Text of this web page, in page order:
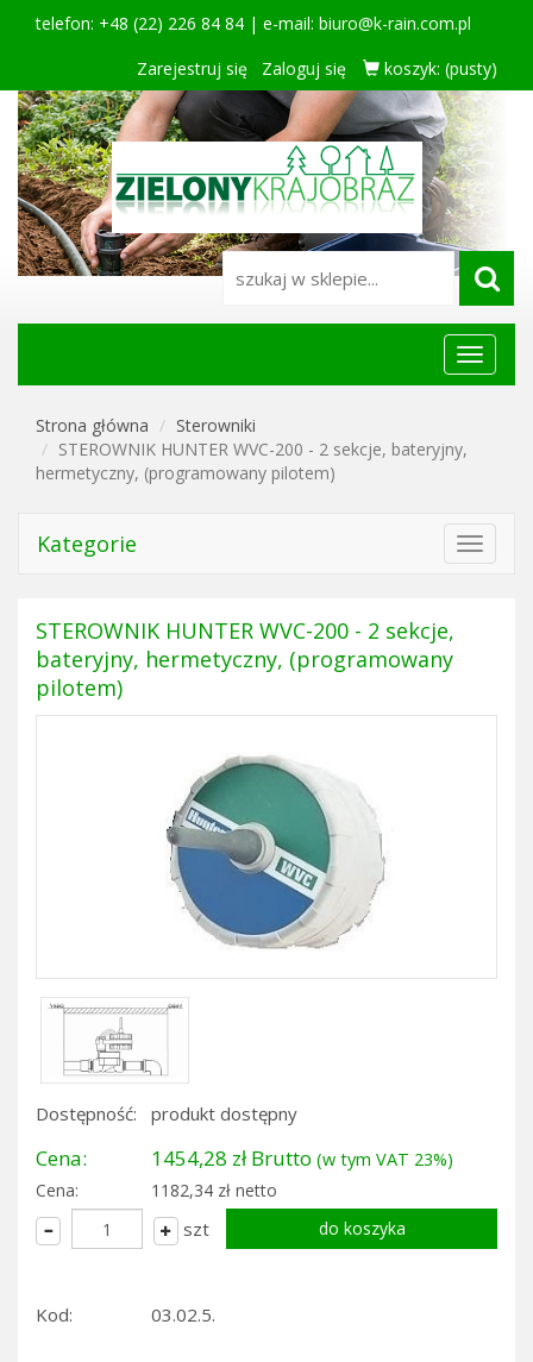
telefon: +48 (22) 226 84 84 | e-mail: biuro@k-rain.com.pl
Zarejestruj się
Zaloguj się koszyk: (pusty)
Menu
główne
Strona główna
Sterowniki
STEROWNIK HUNTER WVC-200 - 2 sekcje, bateryjny,
hermetyczny, (programowany pilotem)
Kategorie
Toggle
STEROWNIK HUNTER WVC-200 - 2 sekcje,
bateryjny, hermetyczny, (programowany
pilotem)
Dostępność: produkt dostępny
Cena: 1454,28 zł Brutto (w tym VAT 23%)
Cena:
1182,34 zł netto
szt
Kod: 03.02.5.